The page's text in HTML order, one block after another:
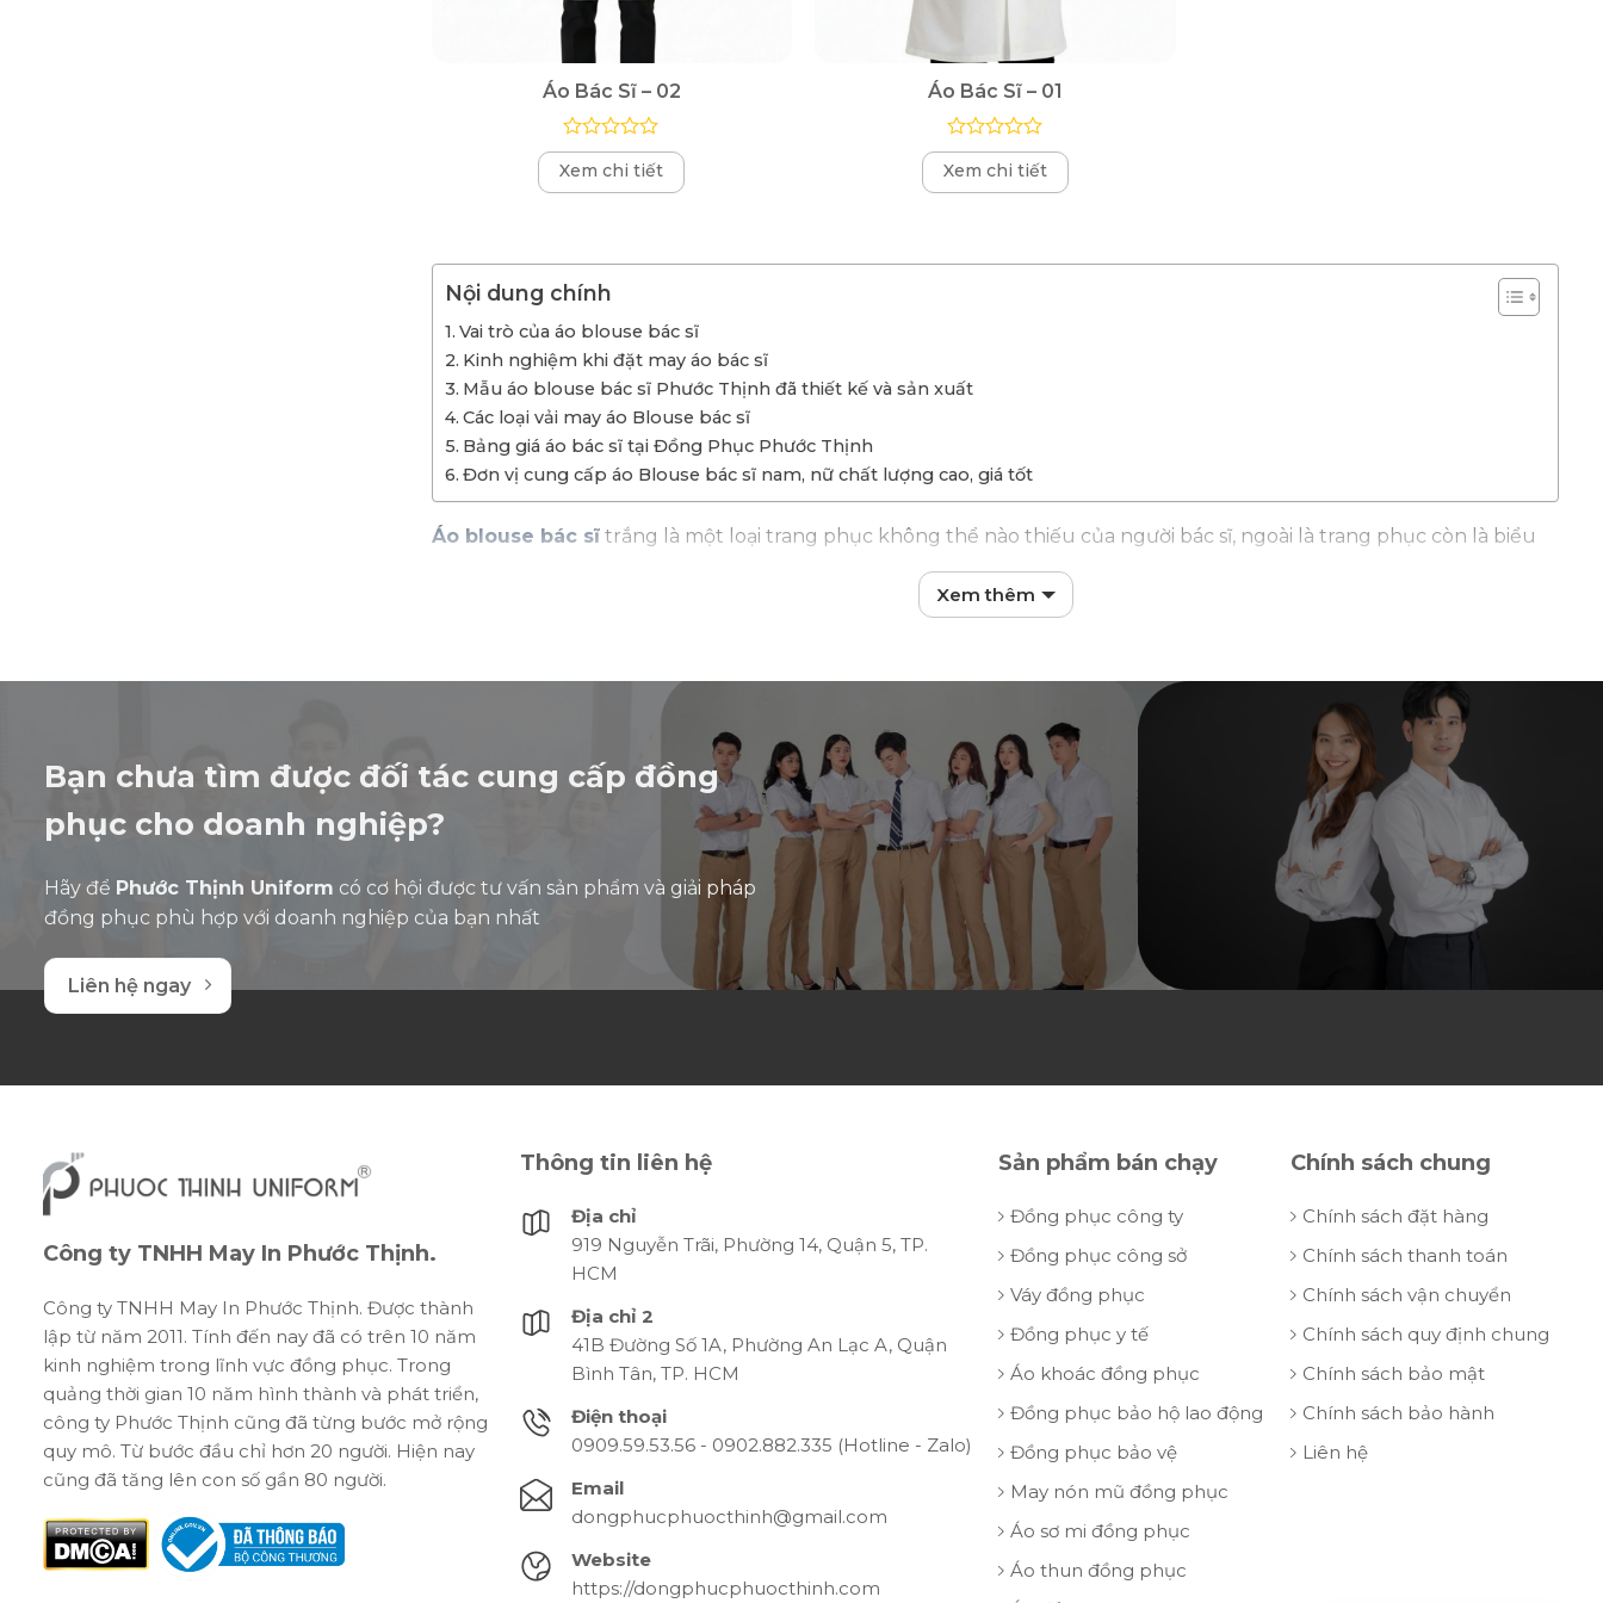
Áo Bác Sĩ – 02
Được
xếp
hạng
Xem chi tiết
Áo Bác Sĩ – 01
Được
xếp
hạng
Xem chi tiết
Nội dung chính
Vai trò của áo blouse bác sĩ
Kinh nghiệm khi đặt may áo bác sĩ
Mẫu áo blouse bác sĩ Phước Thịnh đã thiết kế và sản xuất
Các loại vải may áo Blouse bác sĩ
Bảng giá áo bác sĩ tại Đồng Phục Phước Thịnh
Đơn vị cung cấp áo Blouse bác sĩ nam, nữ chất lượng cao, giá tốt
Áo blouse bác sĩ trắng là một loại trang phục không thể nào thiếu của người bác sĩ, ngoài là trang phục còn là biểu
tượng của sự tinh khiết, trong sáng và lòng nhân ái của người thầy thuốc tận tâm vì sức khỏe của bênh nhân của
mình. Nếu bạn chưa biết may đồng phục bác sĩ ở đâu thì có thể đến ngay
Vai trò của áo blouse bác sĩ
Áo bác sĩ mang nhiều ý nghĩa sâu sắc giúp thể hiện rõ vai trò cao cả của người bác sĩ trong lĩnh vực y tế:
Tạo sự chuyên nghiệp và niềm tin đối với bệnh nhân
Màu trắng từ lâu được xem là biểu tượng của sự thuần khiết, trong sáng. Khi một bác sĩ mặc áo blouse trắng, bệnh
nhân sẽ cảm thấy sạch sẽ, an toàn. Ngoài ra, áo blouse trắng được coi như một loại đồng phục của các chuyên gia y tế.
Khi nhìn thấy bác sĩ mặc áo blouse trắng, bệnh nhân tự nhiên cảm thấy tin tưởng vào kiến thức và kinh nghiệm của
họ.
Xem thêm
Bạn chưa tìm được đối tác cung cấp đồng
phục cho doanh nghiệp?
Hãy để Phước Thịnh Uniform có cơ hội được tư vấn sản phẩm và giải pháp
đồng phục phù hợp với doanh nghiệp của bạn nhất
Liên hệ ngay
Công ty TNHH May In Phước Thịnh.
Công ty TNHH May In Phước Thịnh. Được thành
lập từ năm 2011. Tính đến nay đã có trên 10 năm
kinh nghiệm trong lĩnh vực đồng phục. Trong
quảng thời gian 10 năm hình thành và phát triển,
công ty Phước Thịnh cũng đã từng bước mở rộng
quy mô. Từ bước đầu chỉ hơn 20 người. Hiện nay
cũng đã tăng lên con số gần 80 người.
Thông tin liên hệ
Địa chỉ
919 Nguyễn Trãi, Phường 14, Quận 5, TP.
HCM
Địa chỉ 2
41B Đường Số 1A, Phường An Lạc A, Quận
Bình Tân, TP. HCM
Điện thoại
0909.59.53.56 - 0902.882.335 (Hotline - Zalo)
Email
dongphucphuocthinh@gmail.com
Website
https://dongphucphuocthinh.com
Sản phẩm bán chạy
Đồng phục công ty
Đồng phục công sở
Váy đồng phục
Đồng phục y tế
Áo khoác đồng phục
Đồng phục bảo hộ lao động
Đồng phục bảo vệ
May nón mũ đồng phục
Áo sơ mi đồng phục
Áo thun đồng phục
Chính sách chung
Chính sách đặt hàng
Chính sách thanh toán
Chính sách vận chuyển
Chính sách quy định chung
Chính sách bảo mật
Chính sách bảo hành
Liên hệ